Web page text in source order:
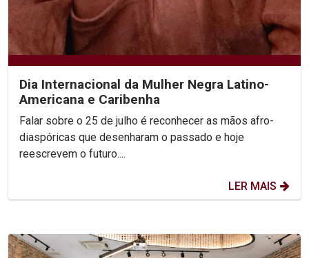
Dia Internacional da Mulher Negra Latino-
Americana e Caribenha
Falar sobre o 25 de julho é reconhecer as mãos afro-
diaspóricas que desenharam o passado e hoje
reescrevem o futuro....
LER MAIS